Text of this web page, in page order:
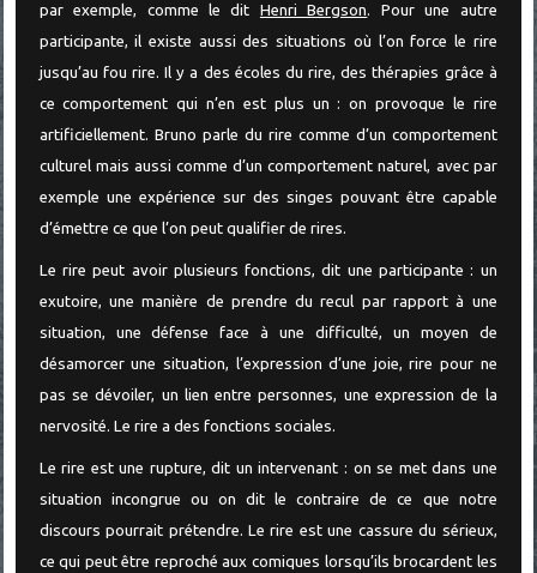
par exemple, comme le dit Henri Bergson. Pour une autre
participante, il existe aussi des situations où l’on force le rire
jusqu’au fou rire. Il y a des écoles du rire, des thérapies grâce à
ce comportement qui n’en est plus un : on provoque le rire
artificiellement. Bruno parle du rire comme d’un comportement
culturel mais aussi comme d’un comportement naturel, avec par
exemple une expérience sur des singes pouvant être capable
d’émettre ce que l’on peut qualifier de rires.
Le rire peut avoir plusieurs fonctions, dit une participante : un
exutoire, une manière de prendre du recul par rapport à une
situation, une défense face à une difficulté, un moyen de
désamorcer une situation, l’expression d’une joie, rire pour ne
pas se dévoiler, un lien entre personnes, une expression de la
nervosité. Le rire a des fonctions sociales.
Le rire est une rupture, dit un intervenant : on se met dans une
situation incongrue ou on dit le contraire de ce que notre
discours pourrait prétendre. Le rire est une cassure du sérieux,
ce qui peut être reproché aux comiques lorsqu’ils brocardent les